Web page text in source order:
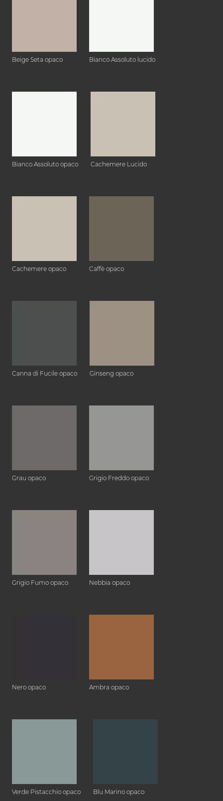
Beige Seta opaco Bianco Assoluto lucido
Bianco Assoluto opaco Cachemere Lucido
Cachemere opaco Caffè opaco
Canna di Fucile opaco Ginseng opaco
Grau opaco Grigio Freddo opaco
Grigio Fumo opaco Nebbia opaco
Nero opaco Ambra opaco
Verde Pistacchio opaco Blu Marino opaco